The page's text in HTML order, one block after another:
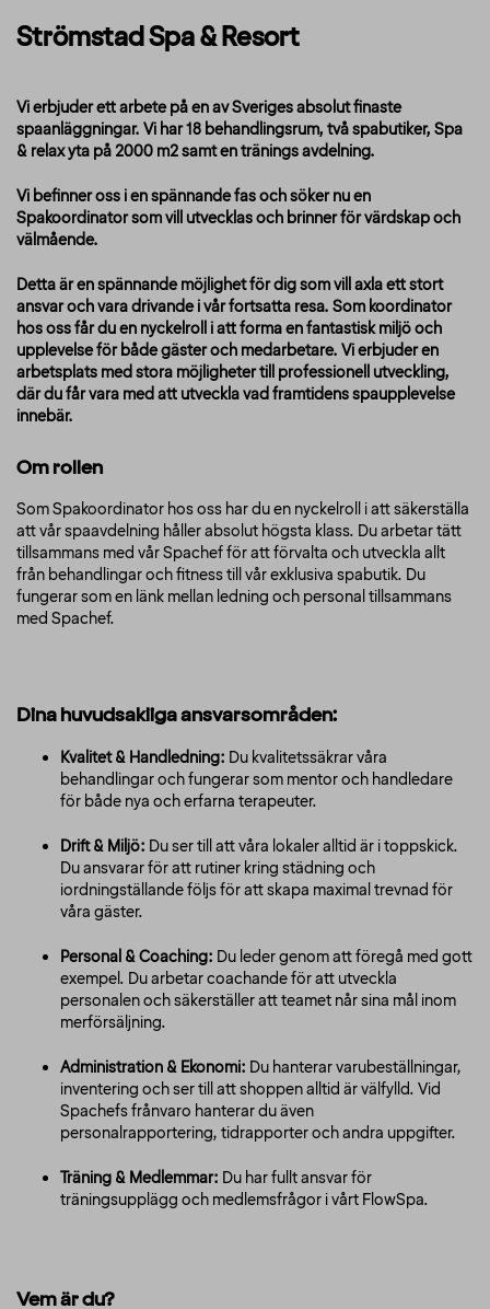
Strömstad Spa & Resort
Vi erbjuder ett arbete på en av Sveriges absolut finaste
spaanläggningar. Vi har 18 behandlingsrum, två spabutiker, Spa
& relax yta på 2000 m2 samt en tränings avdelning.
Vi befinner oss i en spännande fas och söker nu en
Spakoordinator som vill utvecklas och brinner för värdskap och
välmående.
Detta är en spännande möjlighet för dig som vill axla ett stort
ansvar och vara drivande i vår fortsatta resa. Som koordinator
hos oss får du en nyckelroll i att forma en fantastisk miljö och
upplevelse för både gäster och medarbetare. Vi erbjuder en
arbetsplats med stora möjligheter till professionell utveckling,
där du får vara med att utveckla vad framtidens spaupplevelse
innebär.
Om rollen
Som Spakoordinator hos oss har du en nyckelroll i att säkerställa
att vår spaavdelning håller absolut högsta klass. Du arbetar tätt
tillsammans med vår Spachef för att förvalta och utveckla allt
från behandlingar och fitness till vår exklusiva spabutik. Du
fungerar som en länk mellan ledning och personal tillsammans
med Spachef.
Dina huvudsakliga ansvarsområden:
Kvalitet & Handledning: Du kvalitetssäkrar våra
behandlingar och fungerar som mentor och handledare
för både nya och erfarna terapeuter.
Drift & Miljö: Du ser till att våra lokaler alltid är i toppskick.
Du ansvarar för att rutiner kring städning och
iordningställande följs för att skapa maximal trevnad för
våra gäster.
Personal & Coaching: Du leder genom att föregå med gott
exempel. Du arbetar coachande för att utveckla
personalen och säkerställer att teamet når sina mål inom
merförsäljning.
Administration & Ekonomi: Du hanterar varubeställningar,
inventering och ser till att shoppen alltid är välfylld. Vid
Spachefs frånvaro hanterar du även
personalrapportering, tidrapporter och andra uppgifter.
Träning & Medlemmar: Du har fullt ansvar för
träningsupplägg och medlemsfrågor i vårt FlowSpa.
Vem är du?